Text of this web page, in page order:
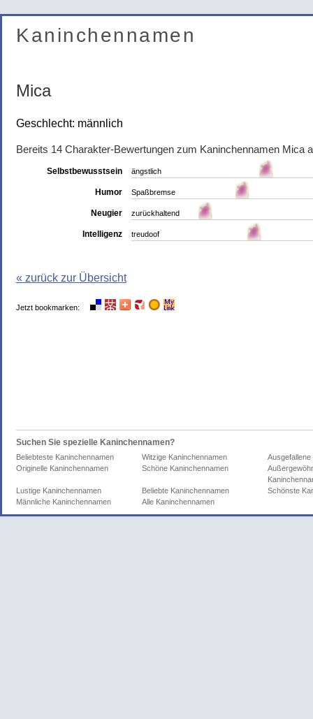
Kaninchennamen
Mica
Geschlecht: männlich
Bereits 14 Charakter-Bewertungen zum Kaninchennamen Mica
Selbstbewusstsein ängstlich
Humor Spaßbremse
Neugier zurückhaltend
Intelligenz treudoof
« zurück zur Übersicht
Jetzt bookmarken:
Suchen Sie spezielle Kaninchennamen?
Beliebteste Kaninchennamen Witzige Kaninchennamen
Originelle Kaninchennamen
Schöne Kaninchennamen
Lustige Kaninchennamen
Beliebte Kaninchennamen
Schönste
Männliche Kaninchennamen
Alle Kaninchennamen